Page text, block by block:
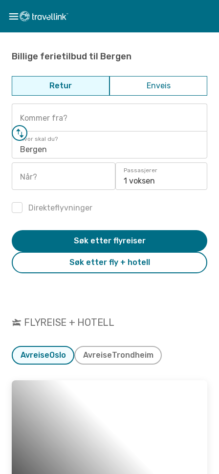
Billige ferietilbud til Bergen
Retur Enveis
Kommer fra?
Hvor skal du?
Bergen
Når?
Passasjerer
1 voksen
Direkteflyvninger
Søk etter fly + hotell
Søk etter flyreiser
FLYREISE + HOTELL
AvreiseOslo AvreiseTrondheim